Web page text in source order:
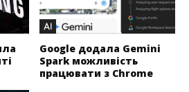
AI
Google додала Gemini
Spark можливість
працювати з Chrome